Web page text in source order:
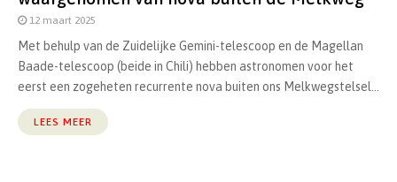
12 maart 2025
Met behulp van de Zuidelijke Gemini-telescoop en de Magellan
Baade-telescoop (beide in Chili) hebben astronomen voor het
eerst een zogeheten recurrente nova buiten ons Melkwegstelsel...
LEES MEER